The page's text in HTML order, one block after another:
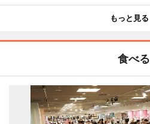
もっと見る
食べる